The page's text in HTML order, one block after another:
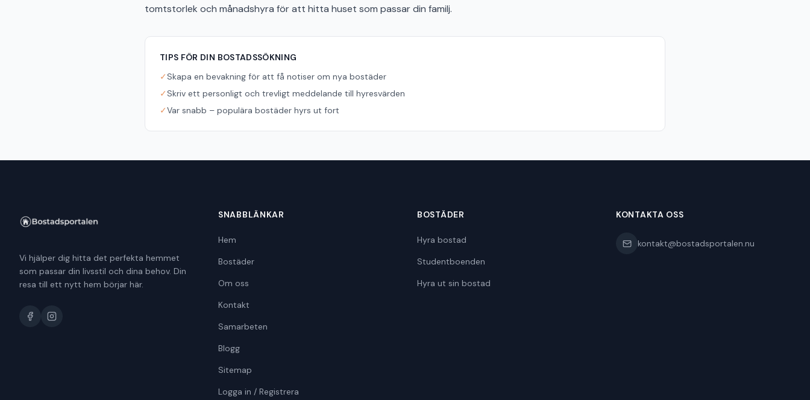
tomtstorlek och månadshyra för att hitta huset som passar din familj.
TIPS FÖR DIN BOSTADSSÖKNING
✓Skapa en bevakning för att få notiser om nya bostäder
✓Skriv ett personligt och trevligt meddelande till hyresvärden
✓Var snabb – populära bostäder hyrs ut fort
Vi hjälper dig hitta det perfekta hemmet
som passar din livsstil och dina behov. Din
resa till ett nytt hem börjar här.
SNABBLÄNKAR
Hem
Bostäder
Om oss
Kontakt
Samarbeten
Blogg
Sitemap
Logga in / Registrera
BOSTÄDER
Hyra bostad
Studentboenden
Hyra ut sin bostad
KONTAKTA OSS
kontakt@bostadsportalen.nu